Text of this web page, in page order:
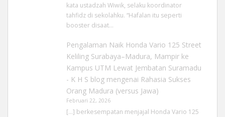
kata ustadzah Wiwik, selaku koordinator
tahfidz di sekolahku. “Hafalan itu seperti
booster disaat…
Pengalaman Naik Honda Vario 125 Street
Keliling Surabaya–Madura, Mampir ke
Kampus UTM Lewat Jembatan Suramadu
- K H S blogmengenai Rahasia Sukses
Orang Madura (versus Jawa)
Februari 22, 2026
[…] berkesempatan menjajal Honda Vario 125